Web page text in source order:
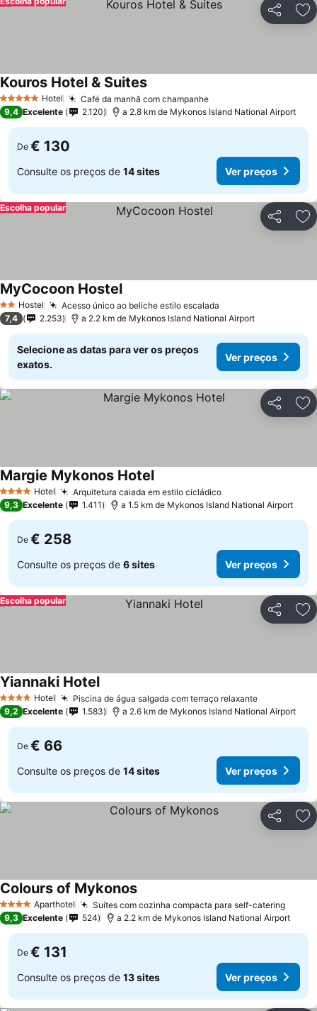
Partilhar
5 Estrelas Hotel Café da manhã com champanhe
Kouros Hotel & Suites
9,4 Excelente 2.120 a 2.8 km de Mykonos Island National Airport
De € 130
Consulte os preços de 14 sites Ver preços
Partilhar
Escolha popular
2 Estrelas
Hostel Acesso único ao beliche estilo escalada
MyCocoon Hostel
7,4 2.253 a 2.2 km de Mykonos Island National Airport
Selecione as datas para ver os preços
exatos.
Ver preços
Partilhar
4 EstrelasHotel Arquitetura caiada em estilo cicládico
Margie Mykonos Hotel
9,3 Excelente 1.411 a 1.5 km de Mykonos Island National Airport
De € 258
Consulte os preços de 6 sites Ver preços
Partilhar
Escolha popular
4 EstrelasHotel Piscina de água salgada com terraço relaxante
Yiannaki Hotel
9,2 Excelente 1.583 a 2.6 km de Mykonos Island National Airport
De € 66
Consulte os preços de 14 sites Ver preços
Partilhar
4 EstrelasAparthotel Suítes com cozinha compacta para self-catering
Colours of Mykonos
9,3 Excelente 524 a 2.2 km de Mykonos Island National Airport
De € 131
Consulte os preços de 13 sites Ver preços